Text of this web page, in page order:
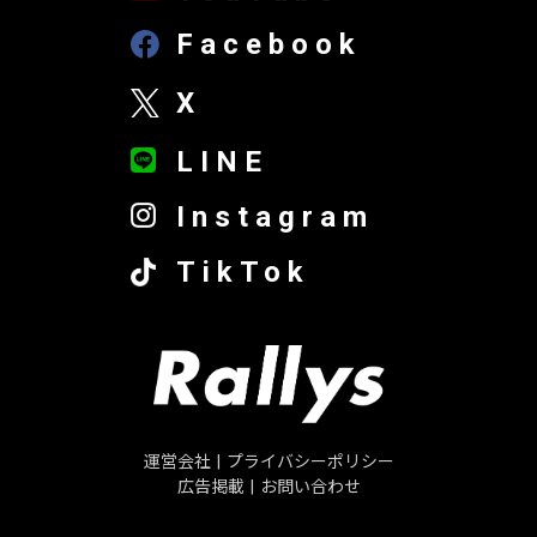
Facebook
X
LINE
Instagram
TikTok
運営会社
プライバシーポリシー
広告掲載
お問い合わせ